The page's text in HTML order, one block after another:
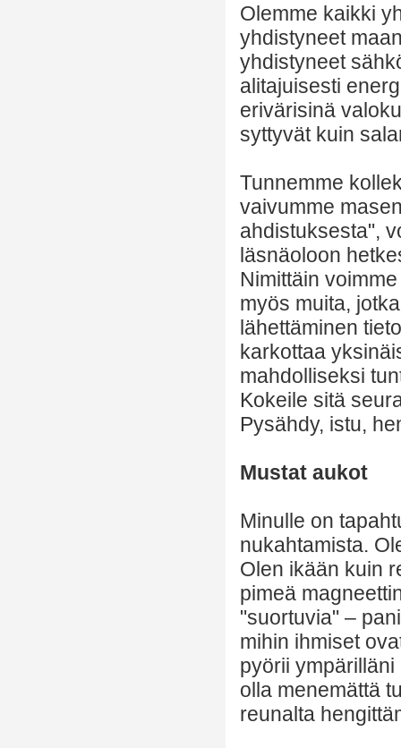
Olemme kaikki
yhdistyneet
yhdistyneet
alitajuisesti
erivärisinä
syttyvät kuin
Tunnemme
vaivumme
ahdistuksesta",
läsnäoloon
Nimittäin
myös muita,
lähettäminen
karkottaa
mahdolliseksi
Kokeile sitä
Pysähdy, istu,
Mustat aukot
Minulle on
nukahtamista.
Olen ikään kuin
pimeä
"suortuvia" –
mihin ihmiset
pyörii
olla menemättä
reunalta